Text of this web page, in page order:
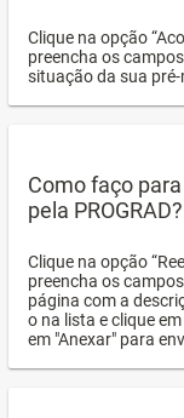
Clique na opção
preencha os
situação da sua
Como faço
pela PROGRAD?
Clique na opção
preencha os
página com a
o na lista e clique
em "Anexar" para